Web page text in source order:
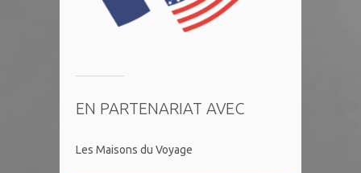
EN PARTENARIAT AVEC
Les Maisons du Voyage